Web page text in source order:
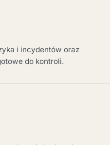
i incydentów oraz
do kontroli.